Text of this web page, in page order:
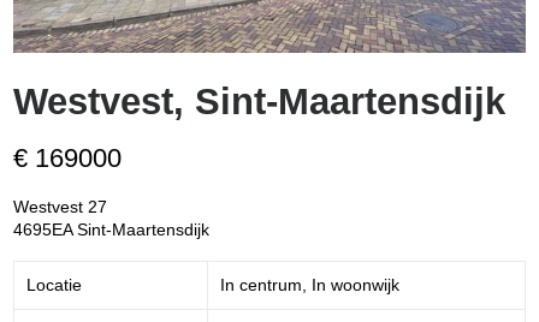
Westvest, Sint-Maartensdijk
€ 169000
Westvest 27
4695EA Sint-Maartensdijk
Locatie In centrum, In woonwijk